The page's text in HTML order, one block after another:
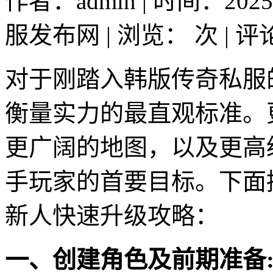
服发布网 | 浏览：
次 | 评
对于刚踏入韩版传奇私
衡量实力的最直观标准
更广阔的地图，以及更
手玩家的首要目标。下
新人快速升级攻略：
一、创建角色及前期准备